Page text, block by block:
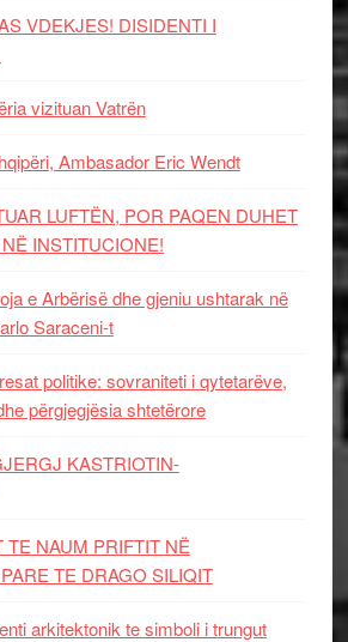
VDEKJES! DISIDENTI I
vizituan Vatrën
Ambasador Eric Wendt
LUFTËN, POR PAQEN DUHET
INSTITUCIONE!
e Arbërisë dhe gjeniu ushtarak në
Saraceni-t
politike: sovraniteti i qytetarëve,
përgjegjësia shtetërore
KASTRIOTIN-
TE NAUM PRIFTIT NË
TE DRAGO SILIQIT
arkitektonik te simboli i trungut